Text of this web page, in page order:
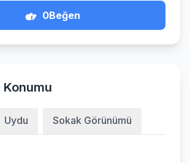
0Beğen
Konumu
Uydu Sokak Görünümü